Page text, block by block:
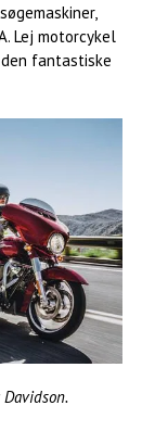
Lej motorcykel
fantastiske